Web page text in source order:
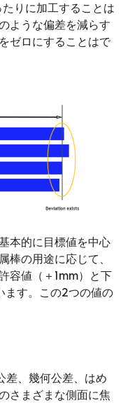
りに加工することは
ような偏差を減らす
ゼロにすることはで
本的に目標値を中心
棒の用途に応じて、
容値（＋1mm）と下
ます。この2つの値の
差、幾何公差、はめ
さまざまな側面に焦